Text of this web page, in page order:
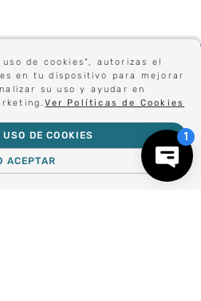
de cookies", autorizas el
en tu dispositivo para mejorar
su uso y ayudar en
Ver Políticas de Cookies
ACEPTAR
DE COOKIES
nuestras novedades:
exclusivos.